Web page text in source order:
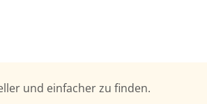
und einfacher zu finden.